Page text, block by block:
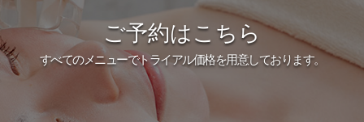
ご予約はこちら
すべてのメニューでトライアル価格を用意しております。